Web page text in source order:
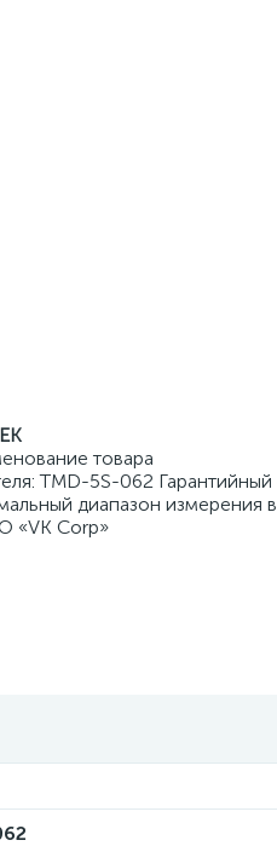
товара
TMD-5S-062 Гарантийный
диапазон измерения
«VK Corp»